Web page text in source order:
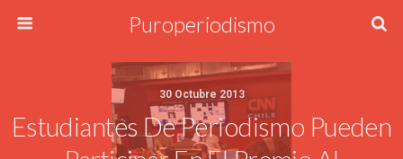
Puroperiodismo
30 Octubre 2013
Estudiantes De Periodismo Pueden